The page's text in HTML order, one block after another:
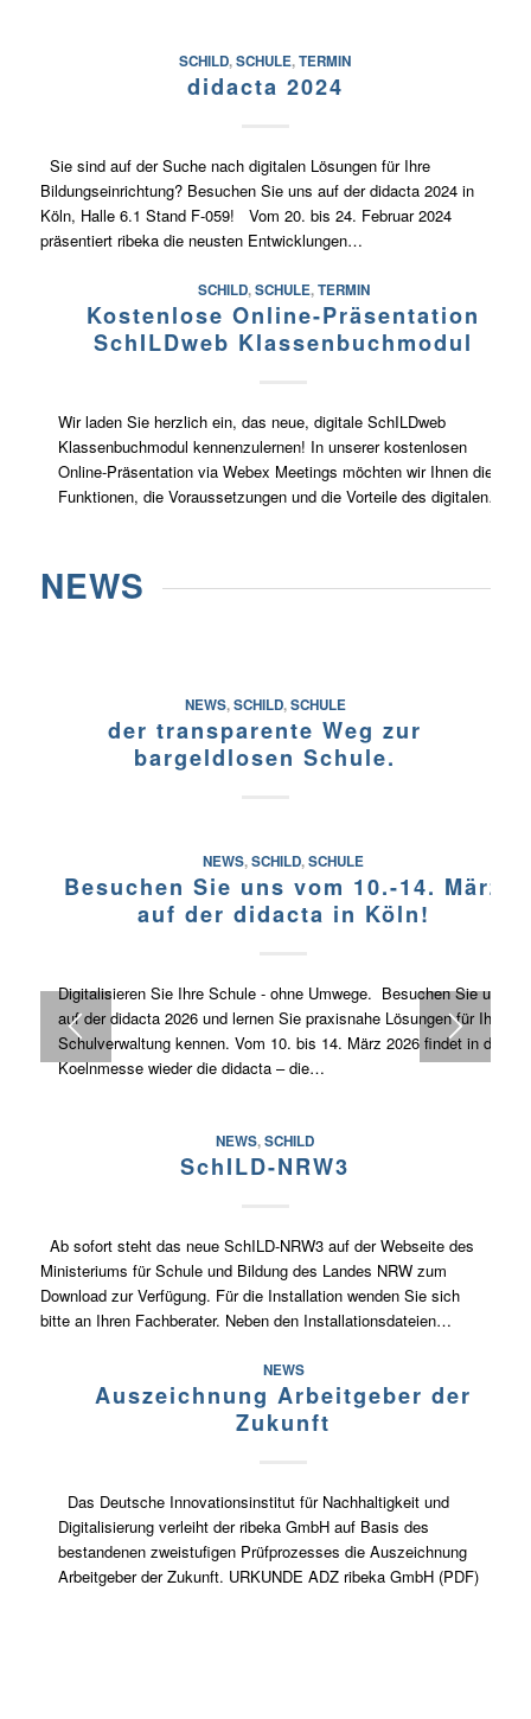
SCHILD,SCHULE,TERMIN
didacta 2024
Sie sind auf der Suche nach digitalen Lösungen für Ihre
Bildungseinrichtung? Besuchen Sie uns auf der didacta 2024 in
Köln, Halle 6.1 Stand F-059! Vom 20. bis 24. Februar 2024
präsentiert ribeka die neusten Entwicklungen…
SCHILD,SCHULE,TERMIN
Kostenlose Online-Präsentation
SchILDweb Klassenbuchmodul
Wir laden Sie herzlich ein, das neue, digitale SchILDweb
Klassenbuchmodul kennenzulernen! In unserer kostenlosen
Online-Präsentation via Webex Meetings möchten wir Ihnen die
Funktionen, die Voraussetzungen und die Vorteile des digitalen…
NEWS
NEWS,SCHILD,SCHULE
der transparente Weg zur
bargeldlosen Schule.
NEWS,SCHILD,SCHULE
Besuchen Sie uns vom 10.-14. März
auf der didacta in Köln!
Digitalisieren Sie Ihre Schule - ohne Umwege. Besuchen Sie uns
auf der didacta 2026 und lernen Sie praxisnahe Lösungen für Ihre
Schulverwaltung kennen. Vom 10. bis 14. März 2026 findet in der
Koelnmesse wieder die didacta – die…
NEWS,SCHILD
SchILD-NRW3
Ab sofort steht das neue SchILD-NRW3 auf der Webseite des
Ministeriums für Schule und Bildung des Landes NRW zum
Download zur Verfügung. Für die Installation wenden Sie sich
bitte an Ihren Fachberater. Neben den Installationsdateien…
NEWS
Auszeichnung Arbeitgeber der
Zukunft
Das Deutsche Innovationsinstitut für Nachhaltigkeit und
Digitalisierung verleiht der ribeka GmbH auf Basis des
bestandenen zweistufigen Prüfprozesses die Auszeichnung
Arbeitgeber der Zukunft. URKUNDE ADZ ribeka GmbH (PDF)